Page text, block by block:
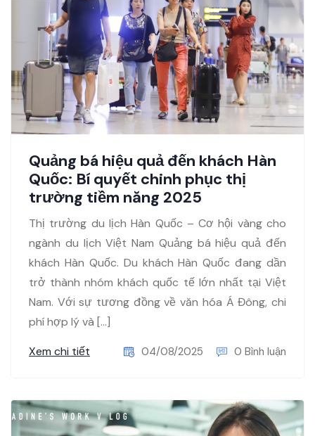
Quảng bá hiệu quả đến khách Hàn
Quốc: Bí quyết chinh phục thị
trường tiềm năng 2025
Thị trường du lịch Hàn Quốc – Cơ hội vàng cho
ngành du lịch Việt Nam Quảng bá hiệu quả đến
khách Hàn Quốc. Du khách Hàn Quốc đang dần
trở thành nhóm khách quốc tế lớn nhất tại Việt
Nam. Với sự tương đồng về văn hóa Á Đông, chi
phí hợp lý và […]
Xem chi tiết
04/08/2025 0 Bình luận